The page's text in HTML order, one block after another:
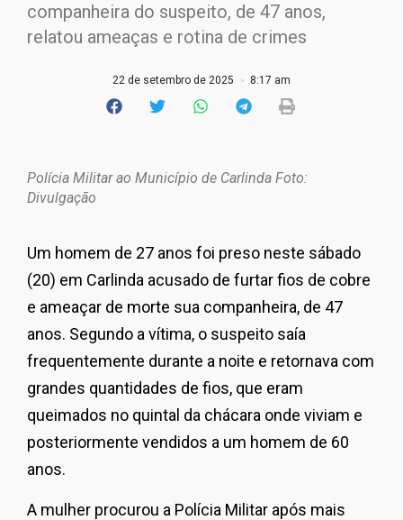
companheira do suspeito, de 47 anos,
relatou ameaças e rotina de crimes
22 de setembro de 2025 8:17 am
Polícia Militar ao Município de Carlinda Foto:
Divulgação
Um homem de 27 anos foi preso neste sábado
(20) em Carlinda acusado de furtar fios de cobre
e ameaçar de morte sua companheira, de 47
anos. Segundo a vítima, o suspeito saía
frequentemente durante a noite e retornava com
grandes quantidades de fios, que eram
queimados no quintal da chácara onde viviam e
posteriormente vendidos a um homem de 60
anos.
A mulher procurou a Polícia Militar após mais